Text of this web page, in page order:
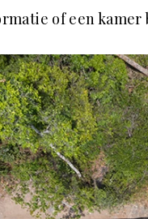
of een kamer